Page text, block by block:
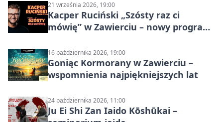
21 września 2026, 19:00
Kacper Ruciński „Szósty raz ci
mówię” w Zawierciu – nowy program
16 października 2026, 19:00
Goniąc Kormorany w Zawierciu –
wspomnienia najpiękniejszych lat
24 października 2026, 11:00
Ju Ei Shi Zan Iaido Kōshūkai –